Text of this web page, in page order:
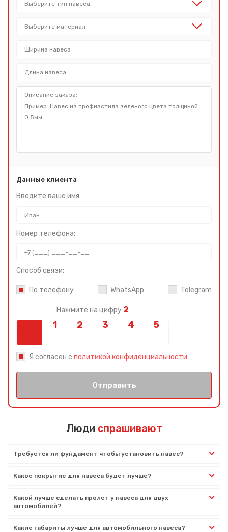
Данные клиента
Введите ваше имя:
Номер телефона:
Способ связи:
По телефону WhatsApp Telegram
Нажмите на цифру 2
Я согласен с политикой конфиденциальности
Отправить
Люди спрашивают
Требуется ли фундамент чтобы установить навес?
Какое покрытие для навеса будет лучше?
Какой лучше сделать пролет у навеса для двух
автомобилей?
Какие габариты лучше для автомобильного навеса?